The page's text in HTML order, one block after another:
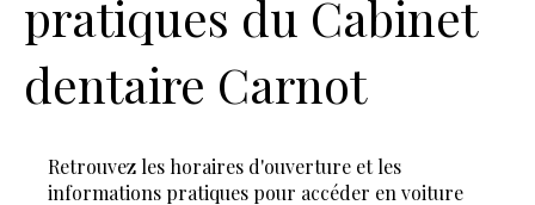
pratiques du Cabinet
dentaire Carnot
Retrouvez les horaires d'ouverture et les
informations pratiques pour accéder en voiture